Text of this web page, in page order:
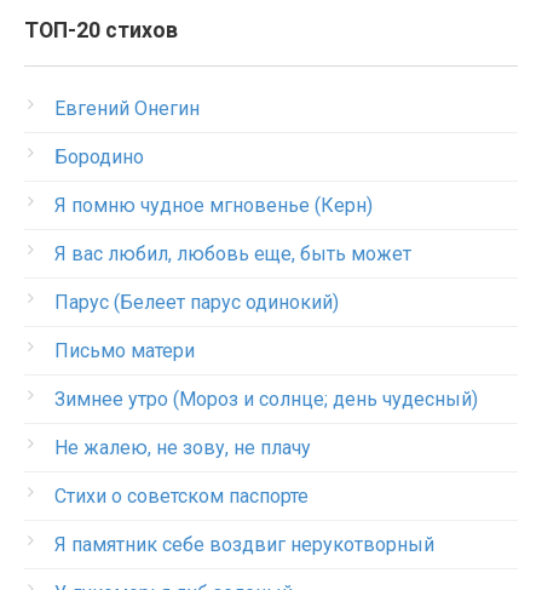
ТОП-20 стихов
Евгений Онегин
Бородино
Я помню чудное мгновенье (Керн)
Я вас любил, любовь еще, быть может
Парус (Белеет парус одинокий)
Письмо матери
Зимнее утро (Мороз и солнце; день чудесный)
Не жалею, не зову, не плачу
Стихи о советском паспорте
Я памятник себе воздвиг нерукотворный